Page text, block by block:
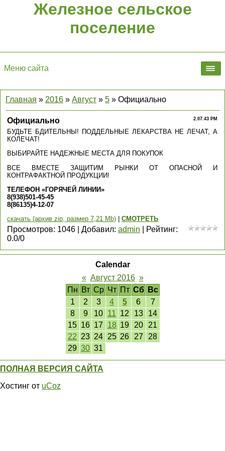
Железное сельское
поселение
Меню сайта
Главная » 2016 » Август » 5 » Официально
2.07.43 PM
Официально
БУДЬТЕ БДИТЕЛЬНЫ! ПОДДЕЛЬНЫЕ ЛЕКАРСТВА НЕ ЛЕЧАТ, А
КОЛЕЧАТ!
ВЫБИРАЙТЕ НАДЕЖНЫЕ МЕСТА ДЛЯ ПОКУПОК
ВСЕ ВМЕСТЕ ЗАЩИТИМ РЫНКИ ОТ ОПАСНОЙ И
КОНТРАФАКТНОЙ ПРОДУКЦИИ!
ТЕЛЕФОН «ГОРЯЧЕЙ ЛИНИИ»
8(938)501-45-45
8(86135)4-12-07
скачать (архив zip, размер 7,21 Mb)
СМОТРЕТЬ
Просмотров: 1046 Добавил: admin Рейтинг:
0.0/0
Calendar
« Август 2016 »
Пн Вт Ср Чт Пт Сб
Вс
1
2 3 4 5 6
7
8
9 10 11 12 13
14
15 16 17 18 19 20
21
22 23 24 25 26 27
28
29 30 31
ПОЛНАЯ ВЕРСИЯ САЙТА
Хостинг от uCoz